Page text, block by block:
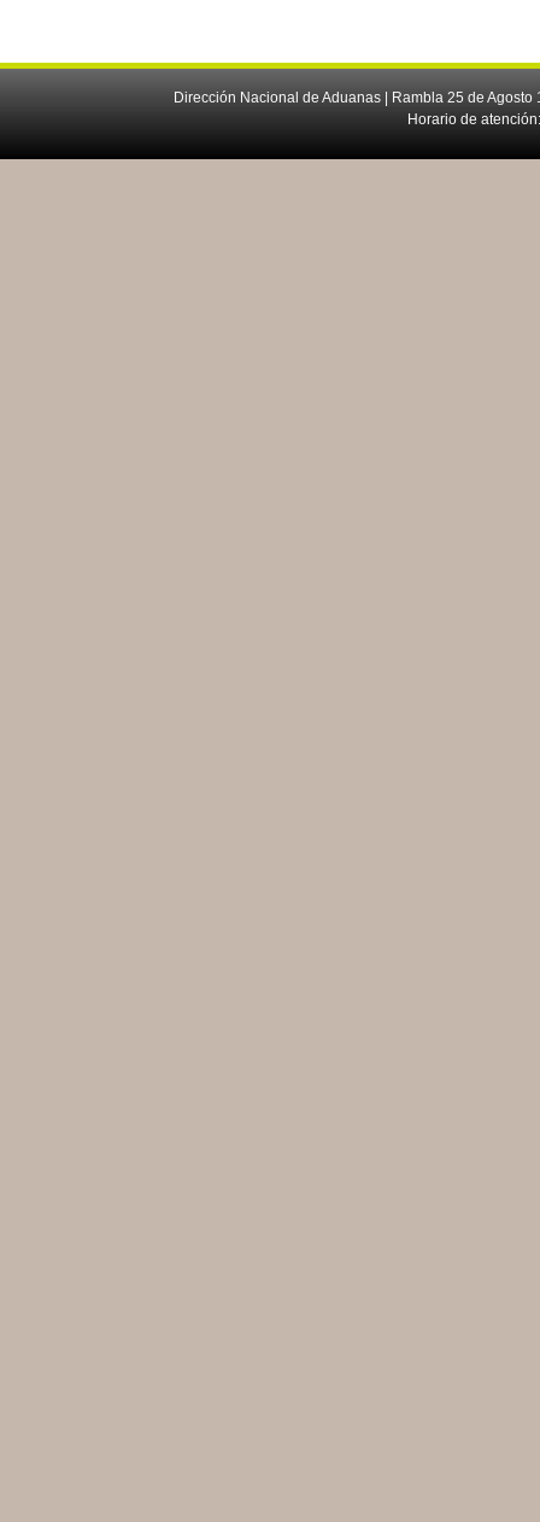
Dirección Nacional de Aduanas | Rambla 25 de
Horario de